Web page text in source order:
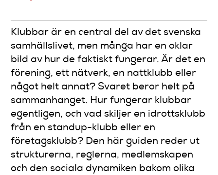
Klubbar är en central del av det svenska
samhällslivet, men många har en oklar
bild av hur de faktiskt fungerar. Är det en
förening, ett nätverk, en nattklubb eller
något helt annat? Svaret beror helt på
sammanhanget. Hur fungerar klubbar
egentligen, och vad skiljer en idrottsklubb
från en standup-klubb eller en
företagsklubb? Den här guiden reder ut
strukturerna, reglerna, medlemskapen
och den sociala dynamiken bakom olika